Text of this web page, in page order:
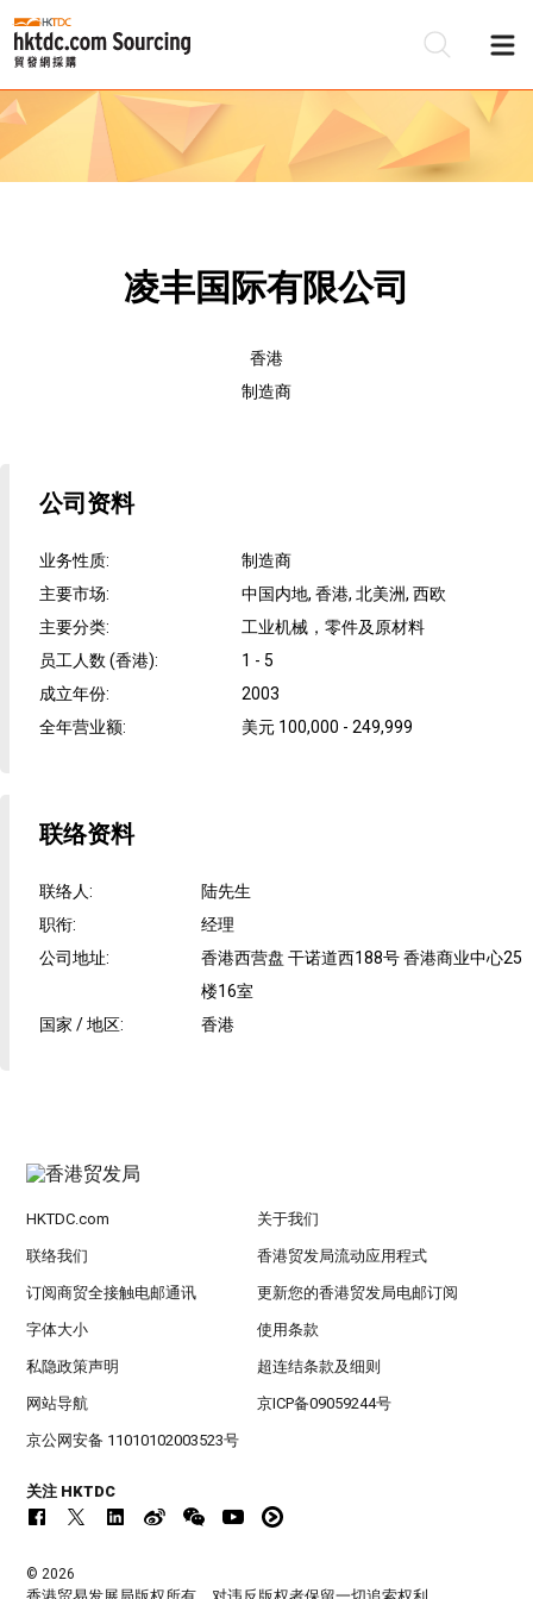
凌丰国际有限公司
香港
制造商
公司资料
业务性质:
制造商
主要市场:
中国内地, 香港, 北美洲, 西欧
主要分类:
工业机械，零件及原材料
员工人数 (香港):
1 - 5
成立年份:
2003
全年营业额: 美元 100,000 - 249,999
联络资料
联络人:
陆先生
职衔:
经理
公司地址:
香港西营盘 干诺道西188号 香港商业中心25
楼16室
国家 / 地区: 香港
HKTDC.com 关于我们
联络我们 香港贸发局流动应用程式
订阅商贸全接触电邮通讯 更新您的香港贸发局电邮订阅
字体大小 使用条款
私隐政策声明 超连结条款及细则
网站导航 京ICP备09059244号
京公网安备 11010102003523号
关注 HKTDC
© 2026